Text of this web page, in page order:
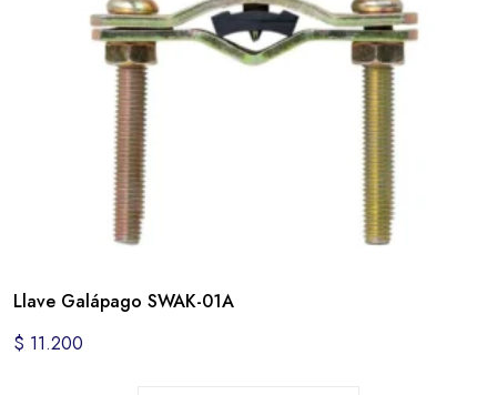
Llave Galápago SWAK-01A
$ 11.200